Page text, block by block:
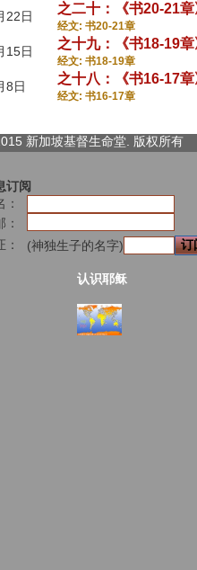
22日
之二十：《书20-21
经文: 书20-21章
15日
之十九：《书18-19
经文: 书18-19章
8日
之十八：《书16-17
经文: 书16-17章
新加坡基督生命堂. 版权所有
订阅
：
：
：
(神独生子的名字)
认识耶稣